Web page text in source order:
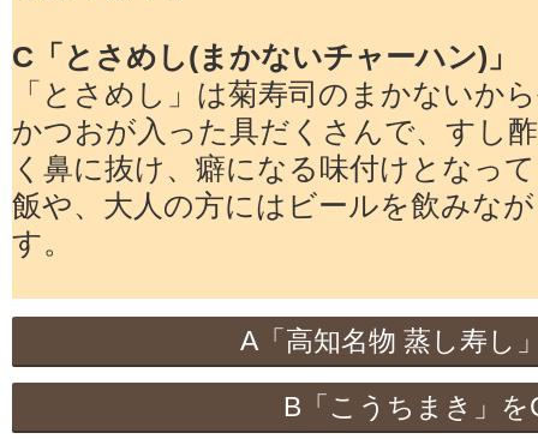
C「とさめし(まかないチャーハン)」
「とさめし」は菊寿司のまかないか
かつおが入った具だくさんで、すし
く鼻に抜け、癖になる味付けとなっ
飯や、大人の方にはビールを飲みな
す。
A「高知名物 蒸し寿し
B「こうちまき」を